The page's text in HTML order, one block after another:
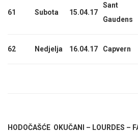
61 Subota 15.04.17
Sant
Gaudens
62 Nedjelja 16.04.17 Capvern
HODOČAŠĆE OKUČANI – LOURDES –